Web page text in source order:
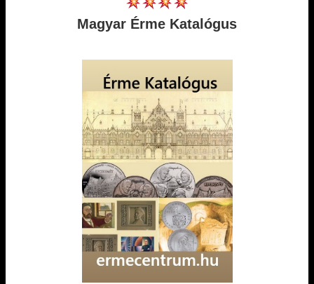
Magyar Érme Katalógus